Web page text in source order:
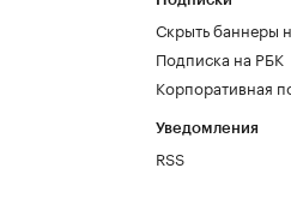
Скрыть баннеры
Подписка на РБК
Корпоративная
Уведомления
RSS